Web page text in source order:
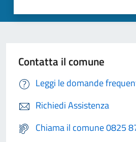
Contatta il comune
Leggi le domande
Richiedi Assistenza
Chiama il comune 0825